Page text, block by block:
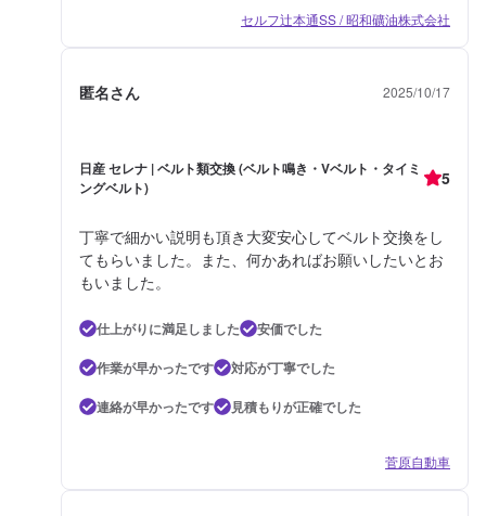
セルフ辻本通SS / 昭和礦油株式会社
匿名さん 2025/10/17
日産 セレナ | ベルト類交換 (ベルト鳴き・Vベルト・タイミ
ングベルト)
5
丁寧で細かい説明も頂き大変安心してベルト交換をし
てもらいました。また、何かあればお願いしたいとお
もいました。
仕上がりに満足しました
安価でした
作業が早かったです
対応が丁寧でした
連絡が早かったです
見積もりが正確でした
菅原自動車